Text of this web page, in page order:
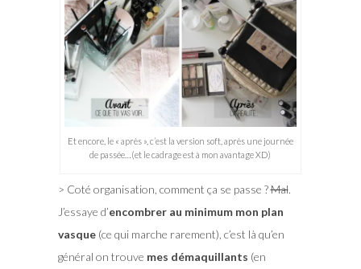
Et encore, le « après », c’est la version soft, après une journée
de passée…(et le cadrage est à mon avantage XD)
> Coté organisation, comment ça se passe ?Mal.
J’essaye d’encombrer au minimum mon plan
vasque(ce qui marche rarement), c’est là qu’en
général on trouve mes démaquillants (en